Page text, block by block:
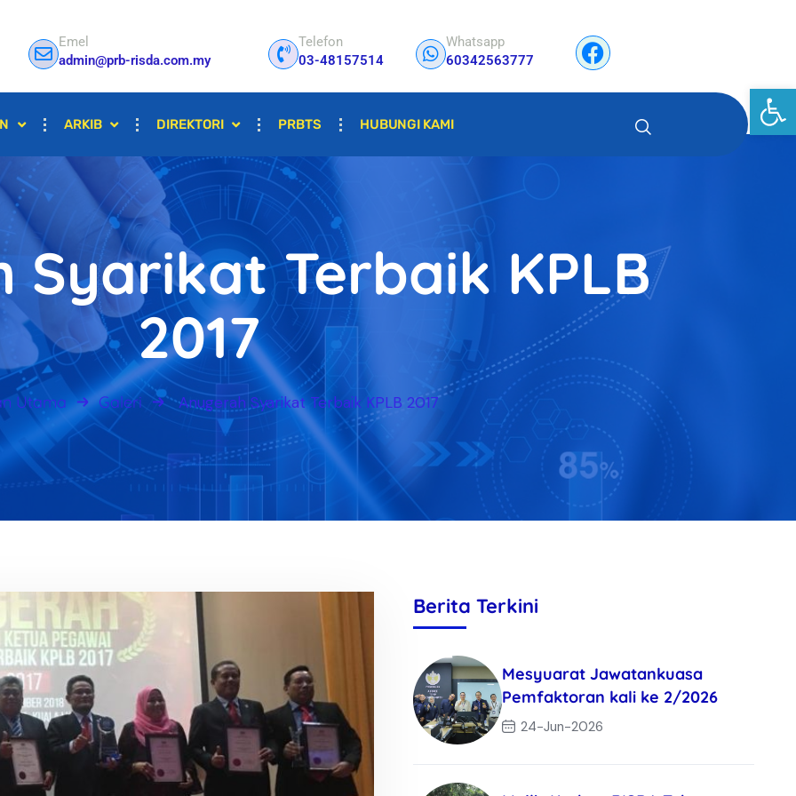
Emel
admin@prb-risda.com.my
Telefon
03-48157514
Whatsapp
60342563777
ARKIB DIREKTORI PRBTS HUBUNGI KAMI
Syarikat Terbaik KPLB
2017
Utama Galeri Anugerah Syarikat Terbaik KPLB 2017
Berita Terkini
Mesyuarat Jawatankuasa
Pemfaktoran kali ke 2/2026
24-Jun-2026